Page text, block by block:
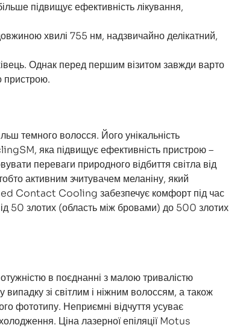
підвищує ефективність лікування,
хвилі 755 нм, надзвичайно делікатний,
Однак перед першим візитом завжди варто
пристрою.
темного волосся. Його унікальність
яка підвищує ефективність пристрою –
переваги природного відбиття світла від
активним зчитувачем меланіну, який
Contact Cooling забезпечує комфорт під час
50 злотих (область між бровами) до 500 злотих
в поєднанні з малою тривалістю
випадку зі світлим і ніжним волоссям, а також
фототипу. Неприємні відчуття усуває
Ціна лазерної епіляції Motus